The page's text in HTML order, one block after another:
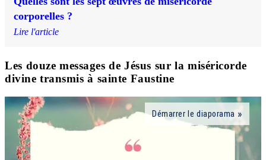
corporelles ?
Lire l'article
Les douze messages de Jésus sur la miséricorde
divine transmis à sainte Faustine
Démarrer le diaporama